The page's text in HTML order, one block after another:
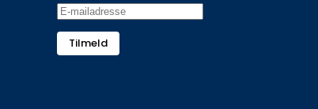
Tilmeld